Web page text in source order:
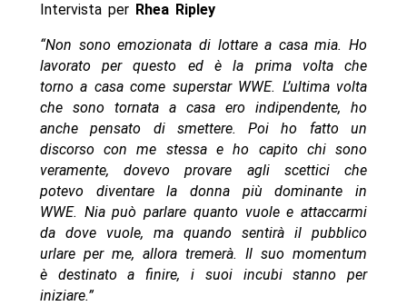
Intervista per Rhea Ripley
“Non sono emozionata di lottare a casa mia. Ho
lavorato per questo ed è la prima volta che
torno a casa come superstar WWE. L’ultima volta
che sono tornata a casa ero indipendente, ho
anche pensato di smettere. Poi ho fatto un
discorso con me stessa e ho capito chi sono
veramente, dovevo provare agli scettici che
potevo diventare la donna più dominante in
WWE. Nia può parlare quanto vuole e attaccarmi
da dove vuole, ma quando sentirà il pubblico
urlare per me, allora tremerà. Il suo momentum
è destinato a finire, i suoi incubi stanno per
iniziare.”